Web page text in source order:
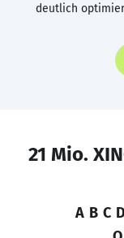
deutlich
21 Mio.
A B C